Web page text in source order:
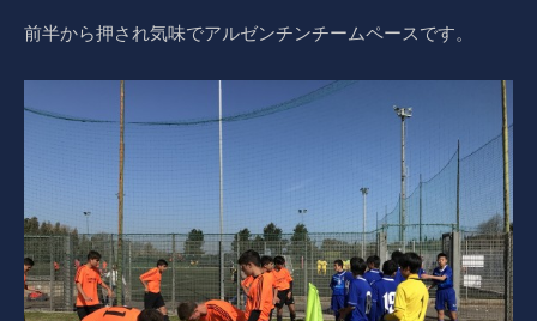
前半から押され気味でアルゼンチンチームペースです。